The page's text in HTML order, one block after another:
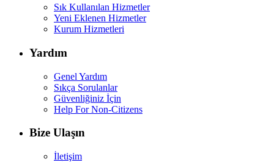
Sık Kullanılan Hizmetler
Yeni Eklenen Hizmetler
Kurum Hizmetleri
Yardım
Genel Yardım
Sıkça Sorulanlar
Güvenliğiniz İçin
Help For Non-Citizens
Bize Ulaşın
İletişim